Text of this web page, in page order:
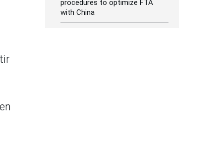
procedures to optimize FTA
with China